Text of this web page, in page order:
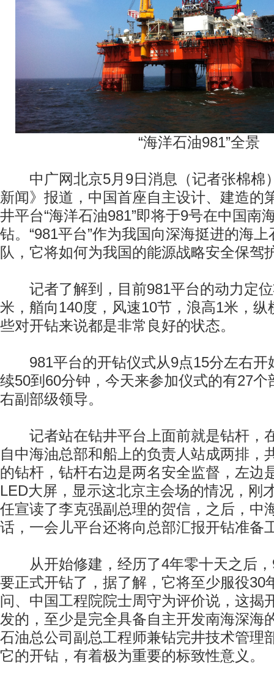
“海洋石油981”全景
中广网北京5月9日消息（记者张棉棉
新闻》报道，中国首座自主设计、建造的
井平台“海洋石油981”即将于9号在中国南
钻。“981平台”作为我国向深海挺进的海
队，它将如何为我国的能源战略安全保驾
记者了解到，目前981平台的动力定位
米，艏向140度，风速10节，浪高1米，纵
些对开钻来说都是非常良好的状态。
981平台的开钻仪式从9点15分左右开
续50到60分钟，今天来参加仪式的有27个
右副部级领导。
记者站在钻井平台上面前就是钻杆，
自中海油总部和船上的负责人站成两排，
的钻杆，钻杆右边是两名安全监督，左边
LED大屏，显示这北京主会场的情况，刚
任宣读了李克强副总理的贺信，之后，中
话，一会儿平台还将向总部汇报开钻准备
从开始修建，经历了4年零十天之后，
要正式开钻了，据了解，它将至少服役30
问、中国工程院院士周守为评价说，这揭
发的，至少是完全具备自主开发南海深海
石油总公司副总工程师兼钻完井技术管理
它的开钻，有着极为重要的标致性意义。